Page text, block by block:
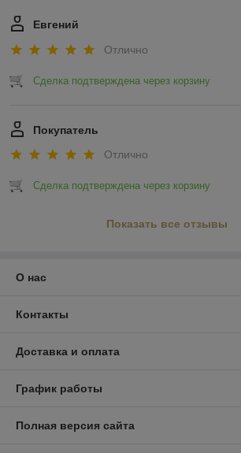
Евгений
Отлично
Сделка подтверждена через корзину
Покупатель
Отлично
Сделка подтверждена через корзину
Показать все отзывы
О нас
Контакты
Доставка и оплата
График работы
Полная версия сайта